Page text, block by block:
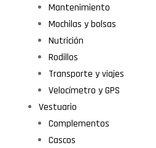
Mantenimiento
Mochilas y bolsas
Nutrición
Rodillos
Transporte y viajes
Velocímetro y GPS
Vestuario
Complementos
Cascos